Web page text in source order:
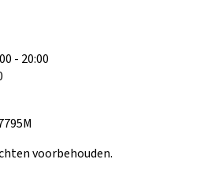
- 20:00
voorbehouden.